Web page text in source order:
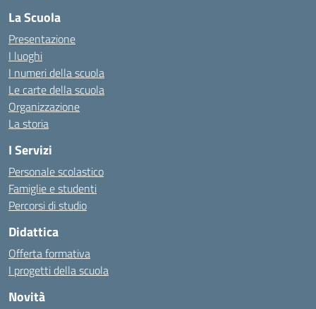
La Scuola
Presentazione
I luoghi
I numeri della scuola
Le carte della scuola
Organizzazione
La storia
I Servizi
Personale scolastico
Famiglie e studenti
Percorsi di studio
Didattica
Offerta formativa
I progetti della scuola
Novità